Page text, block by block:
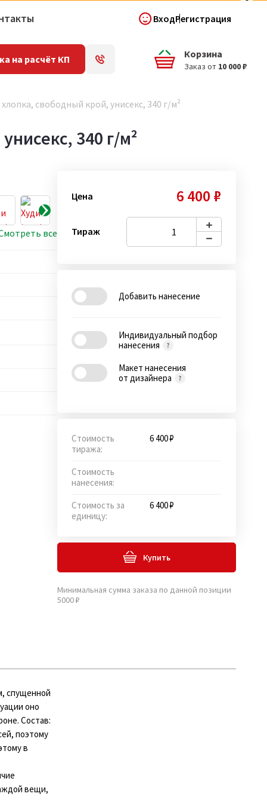
ВходРегистрация
Корзина
Заказ от 10 000 ₽
на расчёт КП
свободный крой, унисекс, 340 г/м²
340 г/м²
все
Цена 6 400 ₽
Тираж
Добавить нанесение
Индивидуальный подбор
нанесения
Макет нанесения
от дизайнера
Стоимость
тиража:
6 400 ₽
Стоимость
нанесения:
Стоимость за
единицу:
6 400 ₽
Купить
Минимальная сумма заказа по данной позиции
5000 ₽
спущенной
оно
Состав:
поэтому
в
вещи,